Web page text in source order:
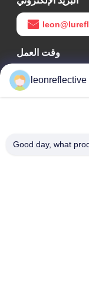
وقت العمل
9:00-18:00
عنواننا
هيفي، أنهوي، الصين
leonreflective
Good day, what